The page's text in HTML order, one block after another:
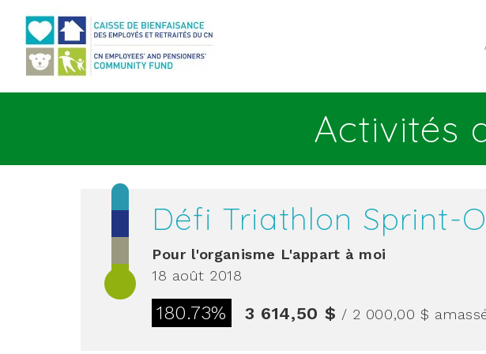
Activités
Défi Triathlon Sprint-
Pour l'organisme L'appart à moi
18 août 2018
180.73% 3 614,50 $ / 2 000,00 $